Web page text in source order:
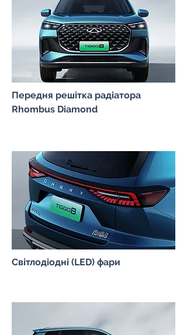
Передня решітка радіатора
Rhombus Diamond
Світлодіодні (LED) фари